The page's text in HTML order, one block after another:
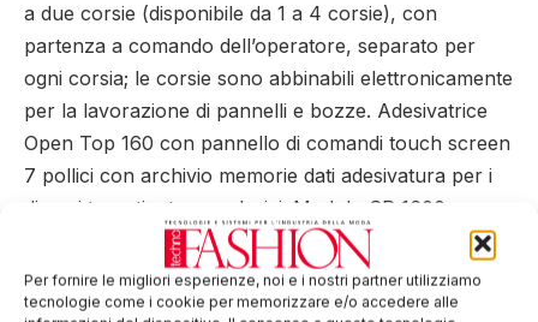
Per fornire le migliori esperienze, noi e i nostri partner utilizziamo
tecnologie come i cookie per memorizzare e/o accedere alle
a due corsie (disponibile da 1 a 4 corsie), con
partenza a comando dell’operatore, separato per
ogni corsia; le corsie sono abbinabili elettronicamente
per la lavorazione di pannelli e bozze. Adesivatrice
Open Top 160 con pannello di comandi touch screen
7 pollici con archivio memorie dati adesivatura per i
diversi tessuti e termoadesivi. Modulo SP 1600 per
svolgimento tessuto e termoadesivo, completamente
amovibile, su ruote. Impilatore a due corsie di scarico
(disponibile da 1 a 5 corsie), completamente